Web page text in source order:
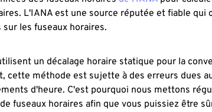
L'IANA est une source réputée et fiable qui
les fuseaux horaires.
un décalage horaire statique pour la
cette méthode est sujette à des erreurs dues
d'heure. C'est pourquoi nous mettons
fuseaux horaires afin que vous puissiez être